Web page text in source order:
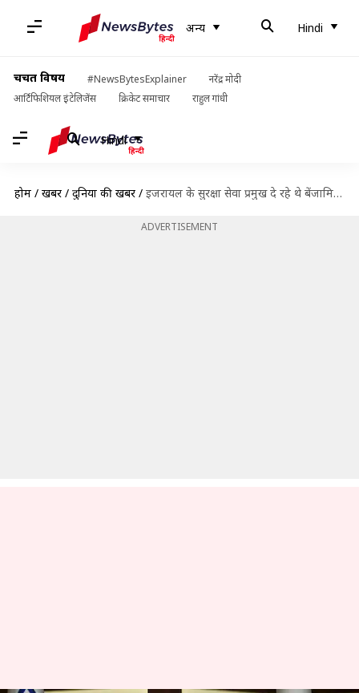
अन्य Hindi
चर्चित विषय #NewsBytesExplainer
नरेंद्र मोदी
आर्टिफिशियल इंटेलिजेंस
क्रिकेट समाचार राहुल गांधी
Hindi
होम / खबरें / दुनिया की खबरें / इजरायल के सुरक्षा सेवा प्रमुख दे रहे थे बेंजामिन नेतन्याहू को धोखा? पद से हटाया गया
ADVERTISEMENT